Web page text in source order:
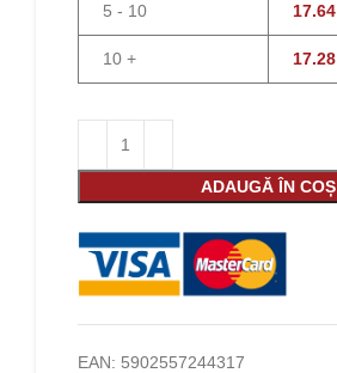
5 - 10 17.64
10 + 17.28
ADAUGĂ ÎN COȘ
EAN: 5902557244317